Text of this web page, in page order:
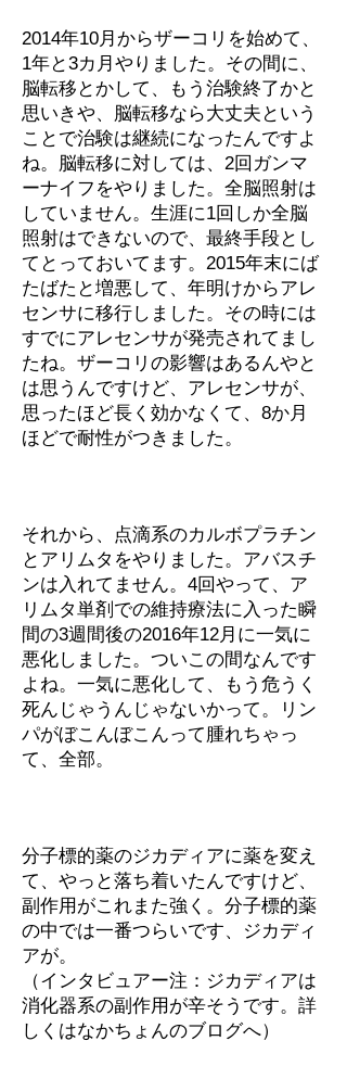
2014年10月からザーコリを始めて、
1年と3カ月やりました。その間に、
脳転移とかして、もう治験終了かと
思いきや、脳転移なら大丈夫という
ことで治験は継続になったんですよ
ね。脳転移に対しては、2回ガンマ
ーナイフをやりました。全脳照射は
していません。生涯に1回しか全脳
照射はできないので、最終手段とし
てとっておいてます。2015年末にば
たばたと増悪して、年明けからアレ
センサに移行しました。その時には
すでにアレセンサが発売されてまし
たね。ザーコリの影響はあるんやと
は思うんですけど、アレセンサが、
思ったほど長く効かなくて、8か月
ほどで耐性がつきました。
それから、点滴系のカルボプラチン
とアリムタをやりました。アバスチ
ンは入れてません。4回やって、ア
リムタ単剤での維持療法に入った瞬
間の3週間後の2016年12月に一気に
悪化しました。ついこの間なんです
よね。一気に悪化して、もう危うく
死んじゃうんじゃないかって。リン
パがぼこんぼこんって腫れちゃっ
て、全部。
分子標的薬のジカディアに薬を変え
て、やっと落ち着いたんですけど、
副作用がこれまた強く。分子標的薬
の中では一番つらいです、ジカディ
アが。
（インタビュアー注：ジカディアは
消化器系の副作用が辛そうです。詳
しくはなかちょんのブログへ）